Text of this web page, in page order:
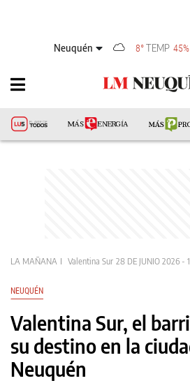
Neuquén 8° TEMP 45%
LA MAÑANA Valentina Sur 28 DE JUNIO 2026 -
NEUQUÉN
Valentina Sur, el
su destino en la
Neuquén